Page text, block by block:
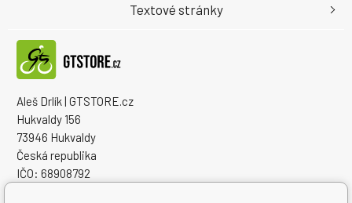
Aleš Drlík | GTSTORE.cz
Hukvaldy 156
73946 Hukvaldy
Česká republika
IČO: 68908792
Textové stránky